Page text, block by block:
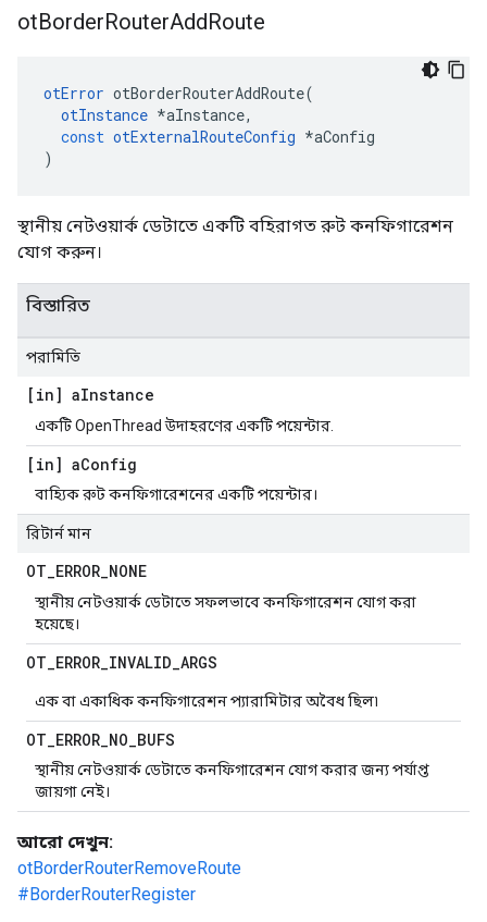
otBorderRouterAddRoute
otError otBorderRouterAddRoute(
otInstance *aInstance,
const otExternalRouteConfig *aConfig
)
স্থানীয় নেটওয়ার্ক ডেটাতে একটি বহিরাগত রুট কনফিগারেশন
যোগ করুন।
বিস্তারিত
পরামিতি
[in] aInstance
একটি OpenThread উদাহরণের একটি পয়েন্টার.
[in] aConfig
বাহ্যিক রুট কনফিগারেশনের একটি পয়েন্টার।
রিটার্ন মান
OT_ERROR_NONE
স্থানীয় নেটওয়ার্ক ডেটাতে সফলভাবে কনফিগারেশন যোগ করা
হয়েছে।
OT_ERROR_INVALID_ARGS
এক বা একাধিক কনফিগারেশন প্যারামিটার অবৈধ ছিল৷
OT_ERROR_NO_BUFS
স্থানীয় নেটওয়ার্ক ডেটাতে কনফিগারেশন যোগ করার জন্য পর্যাপ্ত
জায়গা নেই।
আরো দেখুন:
otBorderRouterRemoveRoute
#BorderRouterRegister